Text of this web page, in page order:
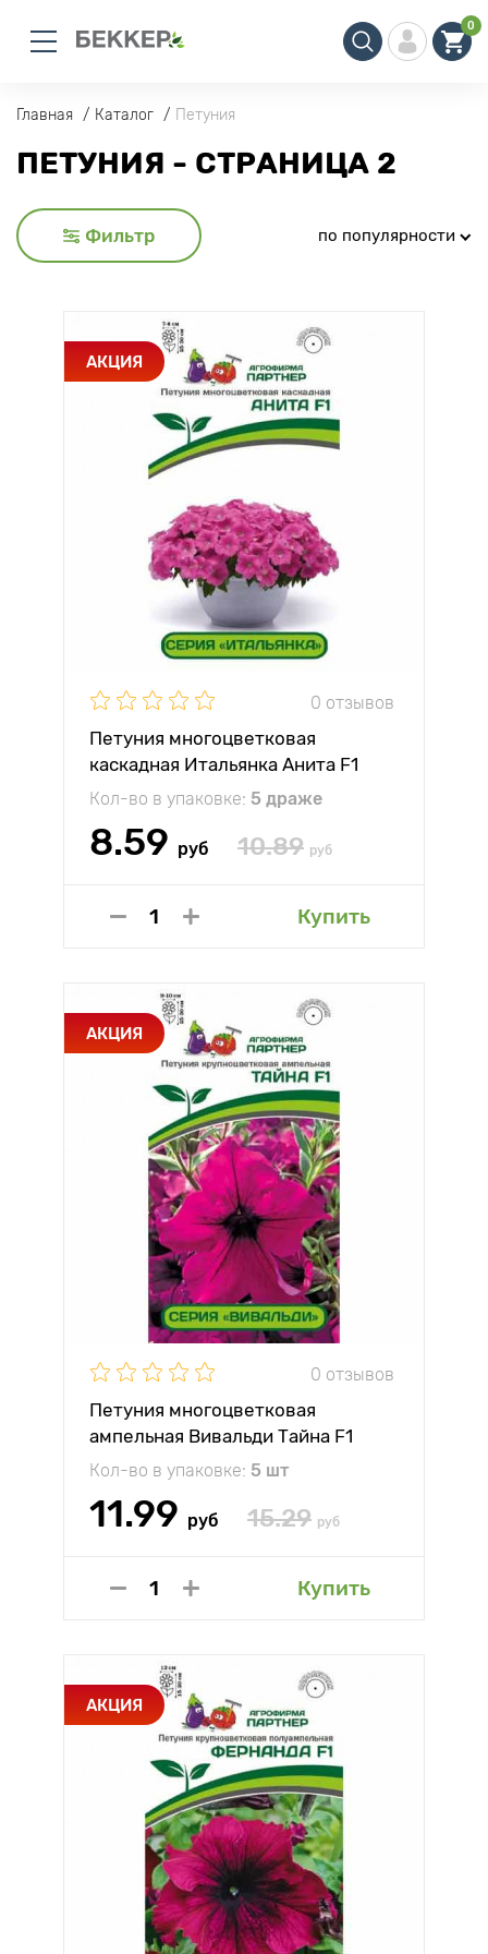
0
Главная Каталог Петуния
ПЕТУНИЯ - СТРАНИЦА 2
Фильтр по популярности
АКЦИЯ
0 отзывов
Петуния многоцветковая
каскадная Итальянка Анита F1
Партнер
Кол-во в упаковке: 5 драже
8.59 руб 10.89 руб
Купить
АКЦИЯ
0 отзывов
Петуния многоцветковая
ампельная Вивальди Тайна F1
Партнер
Кол-во в упаковке: 5 шт
11.99 руб 15.29 руб
Купить
АКЦИЯ